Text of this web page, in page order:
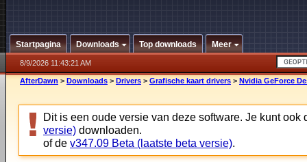
Startpagina Downloads Top downloads Meer
8/9/2026 11:43:21 AM
AfterDawn > Downloads > Drivers > Grafische kaart drivers > Nvidia GeForce
Dit is een oude versie van deze software. Je kunt ook
versie) downloaden.
of de v347.09 Beta (laatste beta versie).